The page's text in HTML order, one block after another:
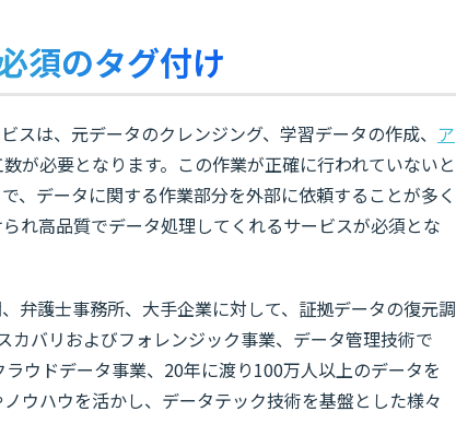
須のタグ付け
スは、元データのクレンジング、学習データの作成、 ア
が必要となります。この作業が正確に行われていないと
、データに関する作業部分を外部に依頼することが多く
れ高品質でデータ処理してくれるサービスが必須とな
弁護士事務所、大手企業に対して、証拠データの復元調
バリおよびフォレンジック事業、データ管理技術で
ウドデータ事業、20年に渡り100万人以上のデータを
ウハウを活かし、データテック技術を基盤とした様々